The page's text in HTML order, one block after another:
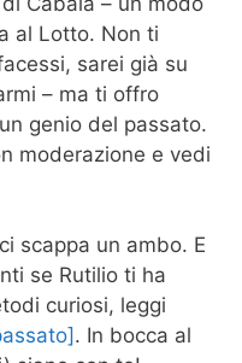
al Lotto. Non ti
sarei già su
– ma ti offro
genio del passato.
moderazione e vedi
scappa un ambo. E
se Rutilio ti ha
curiosi, leggi
. In bocca al